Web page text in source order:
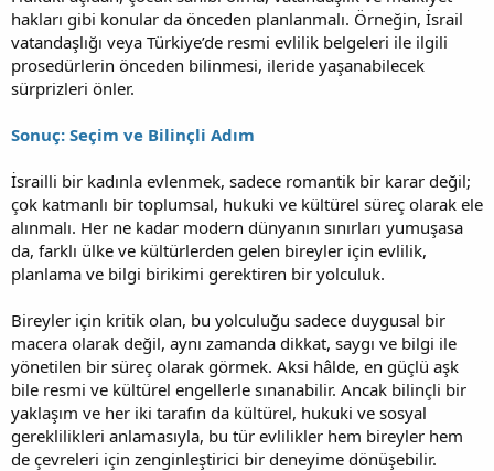
hakları gibi konular da önceden planlanmalı. Örneğin, İsrail
vatandaşlığı veya Türkiye’de resmi evlilik belgeleri ile ilgili
prosedürlerin önceden bilinmesi, ileride yaşanabilecek
sürprizleri önler.
Sonuç: Seçim ve Bilinçli Adım
İsrailli bir kadınla evlenmek, sadece romantik bir karar değil;
çok katmanlı bir toplumsal, hukuki ve kültürel süreç olarak ele
alınmalı. Her ne kadar modern dünyanın sınırları yumuşasa
da, farklı ülke ve kültürlerden gelen bireyler için evlilik,
planlama ve bilgi birikimi gerektiren bir yolculuk.
Bireyler için kritik olan, bu yolculuğu sadece duygusal bir
macera olarak değil, aynı zamanda dikkat, saygı ve bilgi ile
yönetilen bir süreç olarak görmek. Aksi hâlde, en güçlü aşk
bile resmi ve kültürel engellerle sınanabilir. Ancak bilinçli bir
yaklaşım ve her iki tarafın da kültürel, hukuki ve sosyal
gereklilikleri anlamasıyla, bu tür evlilikler hem bireyler hem
de çevreleri için zenginleştirici bir deneyime dönüşebilir.